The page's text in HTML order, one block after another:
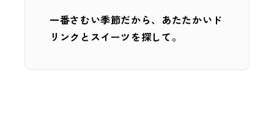
一番さむい季節だから、あたたかいド
リンクとスイーツを探して。